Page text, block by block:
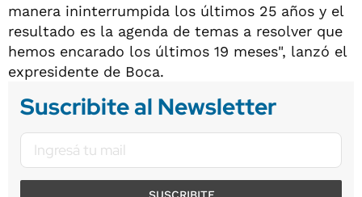
manera ininterrumpida los últimos 25 años y el
resultado es la agenda de temas a resolver que
hemos encarado los últimos 19 meses", lanzó el
expresidente de Boca.
Suscribite al Newsletter
SUSCRIBITE